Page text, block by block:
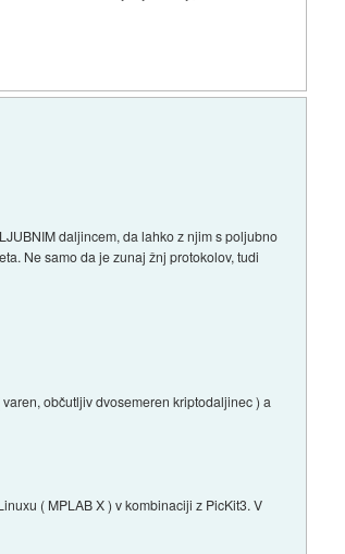
daljincem, da lahko z njim s poljubno
Ne samo da je zunaj žnj protokolov, tudi
občutljiv dvosemeren kriptodaljinec ) a
( MPLAB X ) v kombinaciji z PicKit3. V